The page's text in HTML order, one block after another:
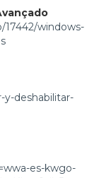
windows-
y-deshabilitar-
es-kwgo-